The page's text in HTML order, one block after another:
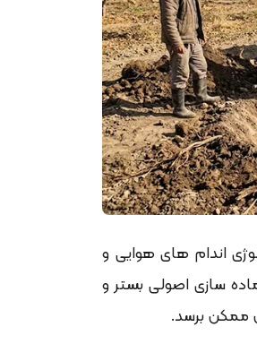
اندام های هوایی و
سازی اصولی بستر و
ممکن برسد.